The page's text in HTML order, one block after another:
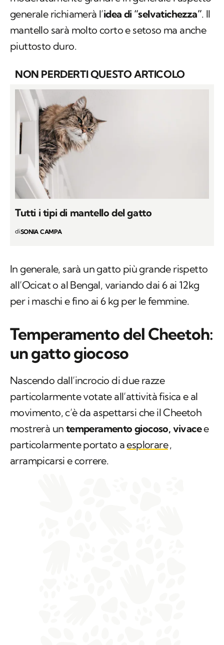
generale richiamerà l’idea di “selvatichezza”. Il
mantello sarà molto corto e setoso ma anche
piuttosto duro.
NON PERDERTI QUESTO ARTICOLO
Tutti i tipi di mantello del gatto
diSONIA CAMPA
In generale, sarà un gatto più grande rispetto
all’Ocicat o al Bengal, variando dai 6 ai 12kg
per i maschi e fino ai 6 kg per le femmine.
Temperamento del Cheetoh:
un gatto giocoso
Nascendo dall’incrocio di due razze
particolarmente votate all’attività fisica e al
movimento, c’è da aspettarsi che il Cheetoh
mostrerà un temperamento giocoso, vivacee
particolarmente portato aesplorare,
arrampicarsi e correre.